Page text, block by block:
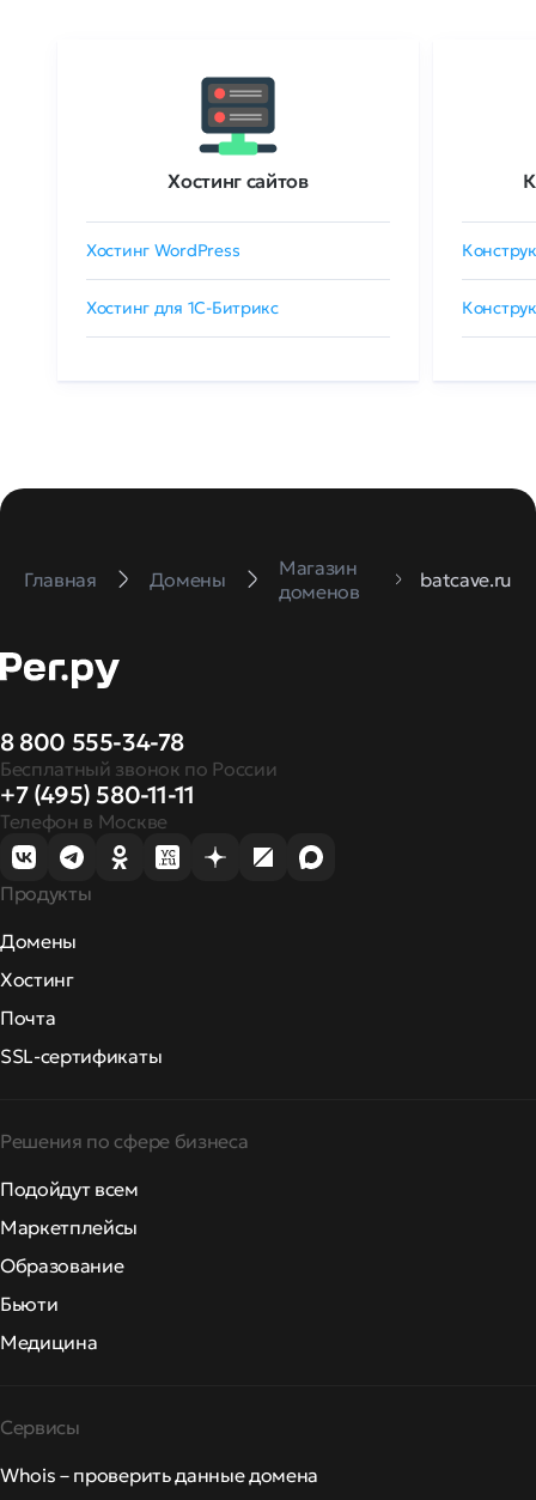
Хостинг сайтов
Хостинг WordPress
Хостинг для 1C-Битрикс
Главная Домены
Магазин
доменов
batcave.ru
8 800 555-34-78
Бесплатный звонок по России
+7 (495) 580-11-11
Телефон в Москве
Продукты
Домены
Хостинг
Почта
SSL-сертификаты
Решения по сфере бизнеса
Подойдут всем
Маркетплейсы
Образование
Бьюти
Медицина
Сервисы
Whois – проверить данные домена